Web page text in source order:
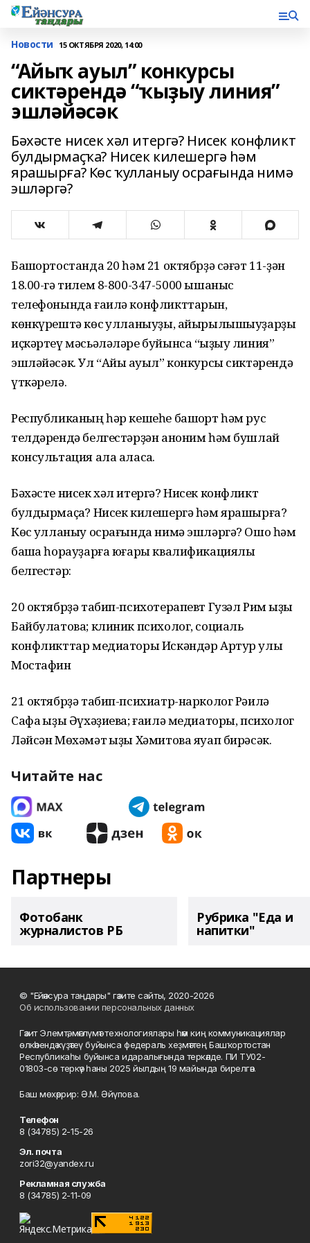
Новости 15 ОКТЯБРЯ 2020, 14:00
“Айыҡ ауыл” конкурсы
сиктәрендә “ҡыҙыу линия”
эшләйәсәк
Бәхәсте нисек хәл итергә? Нисек конфликт
булдырмаҫҡа? Нисек килешергә һәм
ярашырға? Көс ҡулланыу осрағында нимә
эшләргә?
Башҡортостанда 20 һәм 21 октябрҙә сәғәт 11-ҙән
18.00-гә тилем 8-800-347-5000 ышаныс
телефонында ғаилә конфликттарын,
көнкүрештә көс ҡулланыуҙы, айырылышыуҙарҙы
иҫкәртеү мәсьәләләре буйынса “ҡыҙыу линия”
эшләйәсәк. Ул “Айыҡ ауыл” конкурсы сиктәрендә
үткәрелә.
Республиканың һәр кешеһе башҡорт һәм рус
телдәрендә белгестәрҙән аноним һәм бушлай
консультация ала аласаҡ.
Бәхәсте нисек хәл итергә? Нисек конфликт
булдырмаҫҡа? Нисек килешергә һәм ярашырға?
Көс ҡулланыу осрағында нимә эшләргә? Ошо һәм
башҡа һорауҙарға юғары квалификациялы
белгестәр:
20 октябрҙә табип-психотерапевт Гузәл Рим ҡыҙы
Байбулатова; клиник психолог, социаль
конфликттар медиаторы Искәндәр Артур улы
Мостафин
21 октябрҙә табип-психиатр-нарколог Рәилә
Сафа ҡыҙы Әүхәҙиева; ғаилә медиаторы, психолог
Ләйсән Мөхәмәт ҡыҙы Хәмитова яуап бирәсәк.
Читайте нас
Партнеры
Фотобанк
журналистов РБ
Рубрика "Еда и
напитки"
© "Ейәнсура таңдары" гәзите сайты, 2020-2026
Об использовании персональных данных
Гәзит Элемтә, мәғлүмәт технологиялары һәм киң коммуникациялар
өлкәһендә күҙәтеү буйынса федераль хеҙмәттең Башҡортостан
Республикаһы буйынса идаралығында теркәлде. ПИ ТУ02-
01803-сө теркәү һаны 2025 йылдың 19 майында бирелгән.
Баш мөхәррир: Ә.М. Әйүпова.
Телефон
8 (34785) 2-15-26
Эл. почта
zori32@yandex.ru
Рекламная служба
8 (34785) 2-11-09